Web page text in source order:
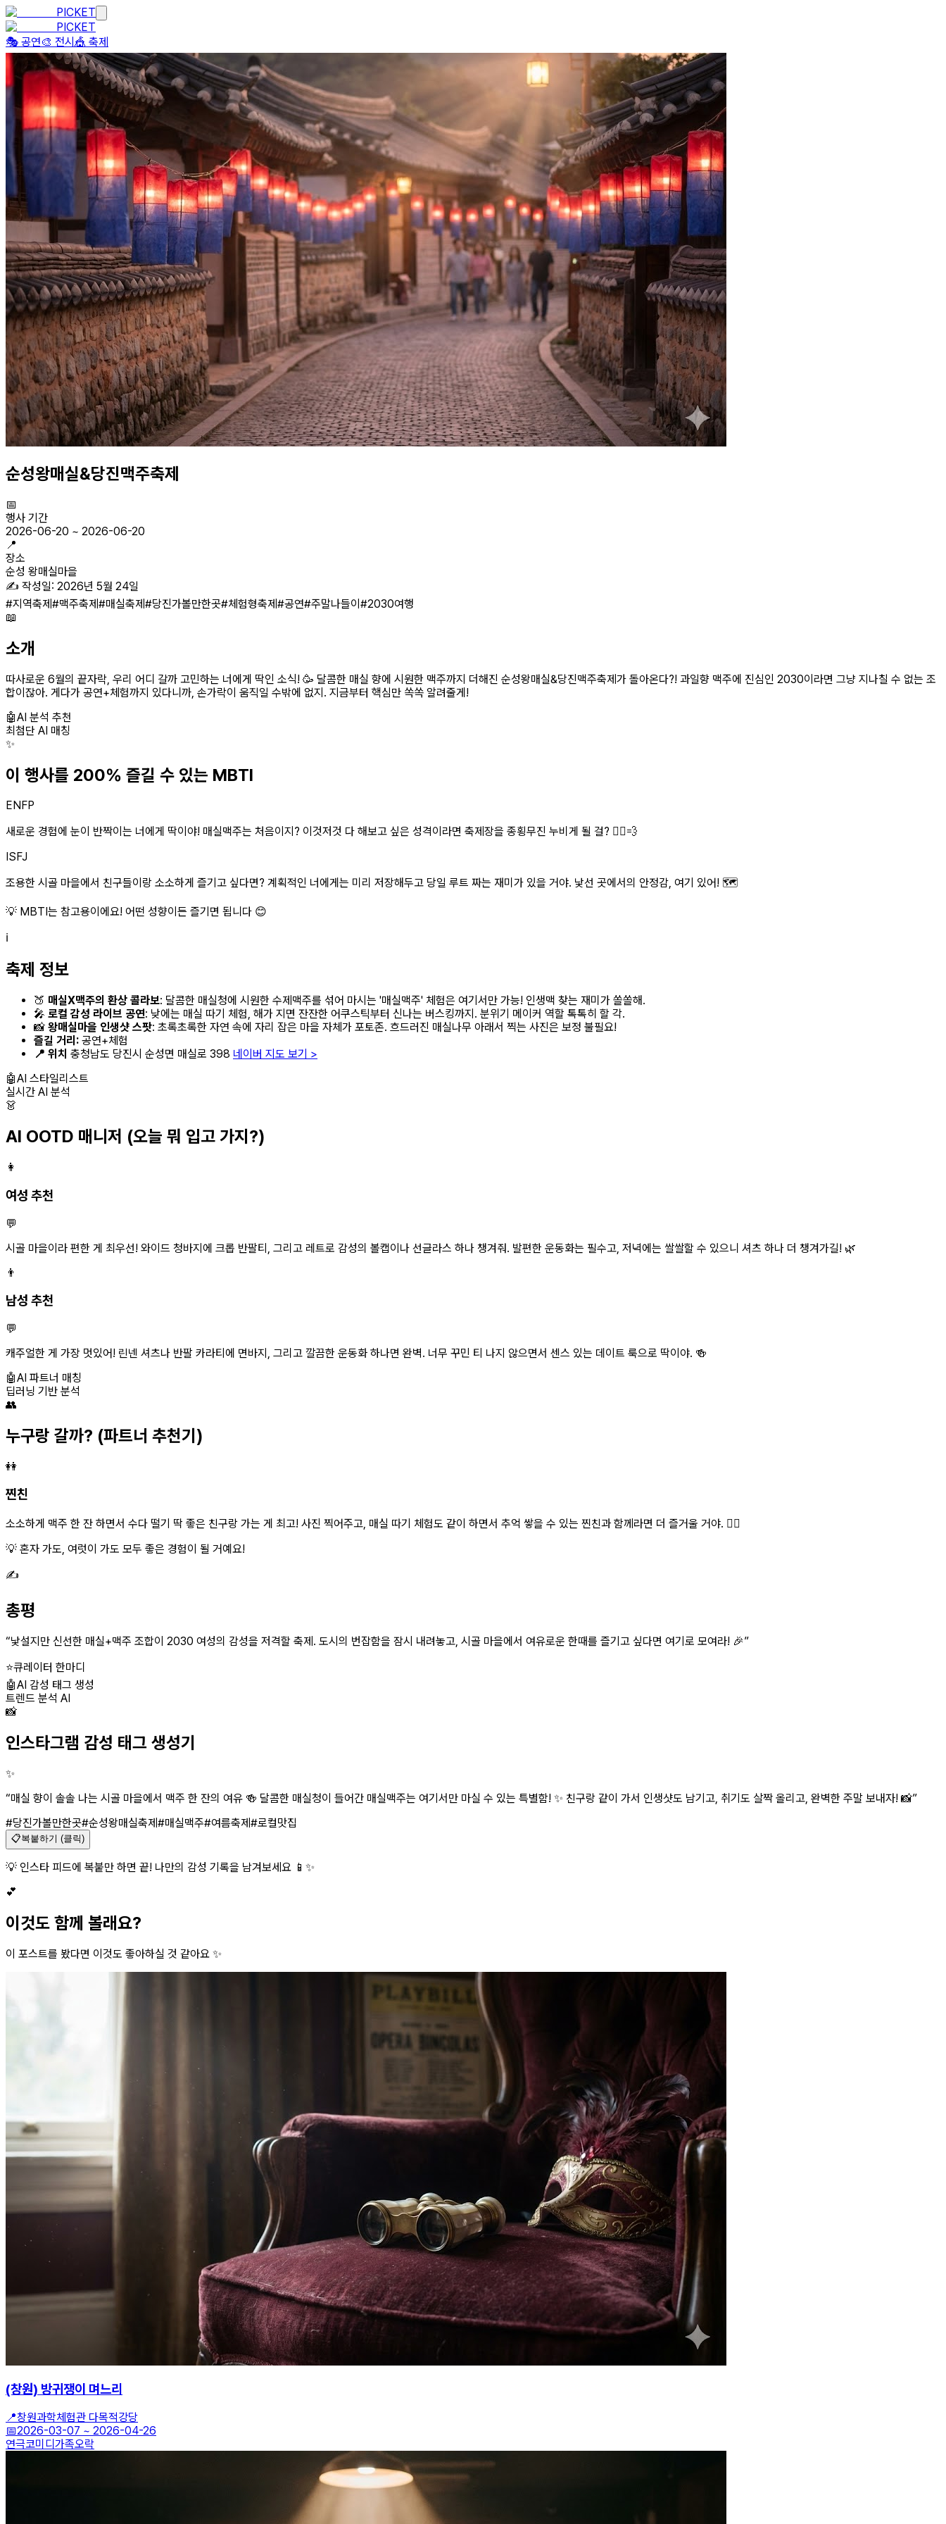
PICKET
PICKET
🎭 공연🎨 전시 🎪 축제
순성왕매실&당진맥주축제
📅
행사 기간
2026-06-20 ~ 2026-06-20
📍
장소
순성 왕매실마을
✍️ 작성일: 2026년 5월 24일
#지역축제#맥주축제#매실축제#당진가볼만한곳#체험형축제#공연#주말나들이 #2030여행
📖
소개
따사로운 6월의 끝자락, 우리 어디 갈까 고민하는 너에게 딱인 소식! 🥳 달콤한 매실 향에 시원한 맥주까지 더해진 순성왕매실&당진맥주축제가 돌아온다?! 과일향 맥주에 진심인 2030이라면 그냥 지나칠 수 없는 조
합이잖아. 게다가 공연+체험까지 있다니까, 손가락이 움직일 수밖에 없지. 지금부터 핵심만 쏙쏙 알려줄게!
🤖AI 분석 추천
최첨단 AI 매칭
✨
이 행사를 200% 즐길 수 있는 MBTI
ENFP
새로운 경험에 눈이 반짝이는 너에게 딱이야! 매실맥주는 처음이지? 이것저것 다 해보고 싶은 성격이라면 축제장을 종횡무진 누비게 될 걸? 🏃‍♀️💨
ISFJ
조용한 시골 마을에서 친구들이랑 소소하게 즐기고 싶다면? 계획적인 너에게는 미리 저장해두고 당일 루트 짜는 재미가 있을 거야. 낯선 곳에서의 안정감, 여기 있어! 🗺️
💡 MBTI는 참고용이에요! 어떤 성향이든 즐기면 됩니다 😊
ℹ️
축제 정보
🍑 매실X맥주의 환상 콜라보: 달콤한 매실청에 시원한 수제맥주를 섞어 마시는 '매실맥주' 체험은 여기서만 가능! 인생맥 찾는 재미가 쏠쏠해.
🎤 로컬 감성 라이브 공연: 낮에는 매실 따기 체험, 해가 지면 잔잔한 어쿠스틱부터 신나는 버스킹까지. 분위기 메이커 역할 톡톡히 할 각.
📸 왕매실마을 인생샷 스팟: 초록초록한 자연 속에 자리 잡은 마을 자체가 포토존. 흐드러진 매실나무 아래서 찍는 사진은 보정 불필요!
즐길 거리: 공연+체험
📍 위치 충청남도 당진시 순성면 매실로 398 네이버 지도 보기 >
🤖AI 스타일리스트
실시간 AI 분석
👗
AI OOTD 매니저 (오늘 뭐 입고 가지?)
👩
여성 추천
💬
시골 마을이라 편한 게 최우선! 와이드 청바지에 크롭 반팔티, 그리고 레트로 감성의 볼캡이나 선글라스 하나 챙겨줘. 발편한 운동화는 필수고, 저녁에는 쌀쌀할 수 있으니 셔츠 하나 더 챙겨가길! 🌿
👨
남성 추천
💬
캐주얼한 게 가장 멋있어! 린넨 셔츠나 반팔 카라티에 면바지, 그리고 깔끔한 운동화 하나면 완벽. 너무 꾸민 티 나지 않으면서 센스 있는 데이트 룩으로 딱이야. 🍻
🤖AI 파트너 매칭
딥러닝 기반 분석
👥
누구랑 갈까? (파트너 추천기)
👭
찐친
소소하게 맥주 한 잔 하면서 수다 떨기 딱 좋은 친구랑 가는 게 최고! 사진 찍어주고, 매실 따기 체험도 같이 하면서 추억 쌓을 수 있는 찐친과 함께라면 더 즐거울 거야. 👯‍♀️
💡 혼자 가도, 여럿이 가도 모두 좋은 경험이 될 거예요!
✍️
총평
“낯설지만 신선한 매실+맥주 조합이 2030 여성의 감성을 저격할 축제. 도시의 번잡함을 잠시 내려놓고, 시골 마을에서 여유로운 한때를 즐기고 싶다면 여기로 모여라! 🎉”
⭐큐레이터 한마디
🤖AI 감성 태그 생성
트렌드 분석 AI
📸
인스타그램 감성 태그 생성기
✨
“매실 향이 솔솔 나는 시골 마을에서 맥주 한 잔의 여유 🍻 달콤한 매실청이 들어간 매실맥주는 여기서만 마실 수 있는 특별함! ✨ 친구랑 같이 가서 인생샷도 남기고, 취기도 살짝 올리고, 완벽한 주말 보내자! 📸”
#당진가볼만한곳#순성왕매실축제#매실맥주#여름축제#로컬맛집
📋복붙하기 (클릭)
💡 인스타 피드에 복붙만 하면 끝! 나만의 감성 기록을 남겨보세요 📱✨
💕
이것도 함께 볼래요?
이 포스트를 봤다면 이것도 좋아하실 것 같아요 ✨
(창원) 방귀쟁이 며느리
📍창원과학체험관 다목적강당
📅2026-03-07 ~ 2026-04-26
연극코미디 가족오락